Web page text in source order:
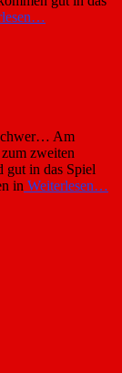
Am
zweiten
gut in das Spiel
in Weiterlesen…